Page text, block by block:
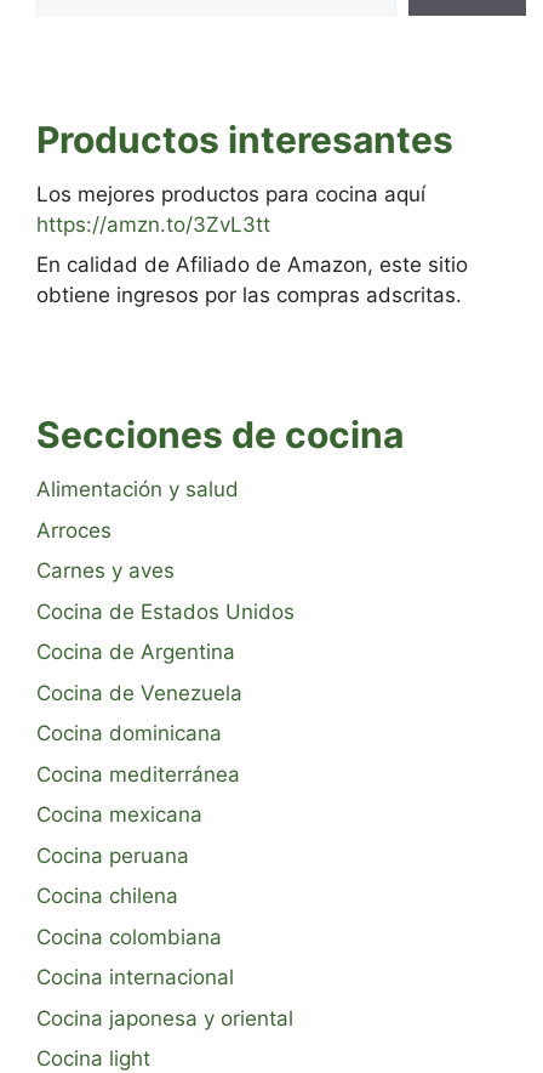
Productos interesantes
Los mejores productos para cocina aquí
https://amzn.to/3ZvL3tt
En calidad de Afiliado de Amazon, este sitio
obtiene ingresos por las compras adscritas.
Secciones de cocina
Alimentación y salud
Arroces
Carnes y aves
Cocina de Estados Unidos
Cocina de Argentina
Cocina de Venezuela
Cocina dominicana
Cocina mediterránea
Cocina mexicana
Cocina peruana
Cocina chilena
Cocina colombiana
Cocina internacional
Cocina japonesa y oriental
Cocina light